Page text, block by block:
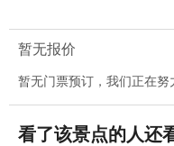
暂无报价
暂无门票预订，我们正在努
看了该景点的人还